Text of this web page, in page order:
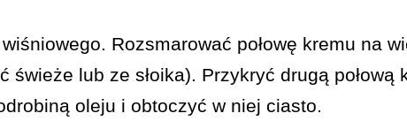
Rozsmarować połowę kremu na
lub ze słoika). Przykryć drugą połową
oleju i obtoczyć w niej ciasto.